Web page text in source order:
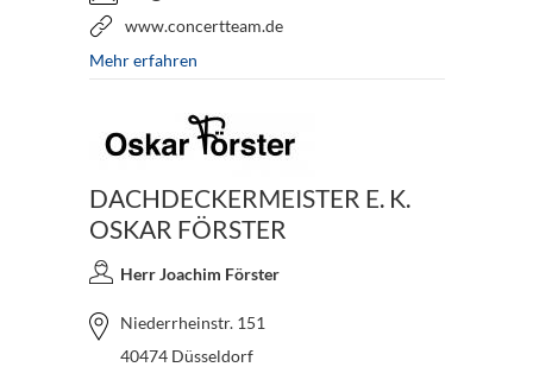
www.concertteam.de
Mehr erfahren
DACHDECKERMEISTER E. K.
OSKAR FÖRSTER
Herr Joachim Förster
Niederrheinstr. 151
40474 Düsseldorf